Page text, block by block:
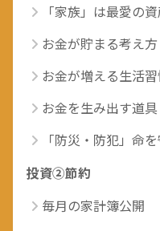
「家族」は最愛の
お金が貯まる考え
お金が増える生活
お金を生み出す道具
「防災・防犯」命
投資②節約
毎月の家計簿公開